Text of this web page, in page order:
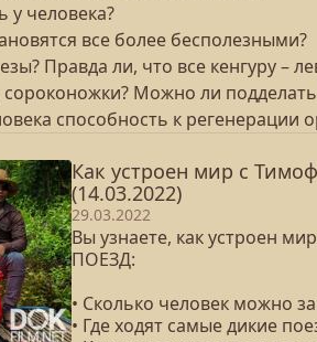
у человека?
все более бесполезными?
Правда ли, что все кенгуру –
Можно ли
способность к регенерации
Как устроен мир с
(14.03.2022)
29.03.2022
Вы узнаете, как устроен
ПОЕЗД:
• Сколько человек можно
• Где ходят самые дикие